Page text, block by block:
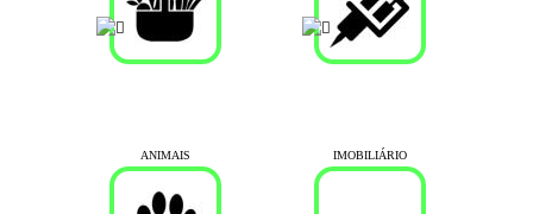
IMOBILIÁRIO
ANIMAIS